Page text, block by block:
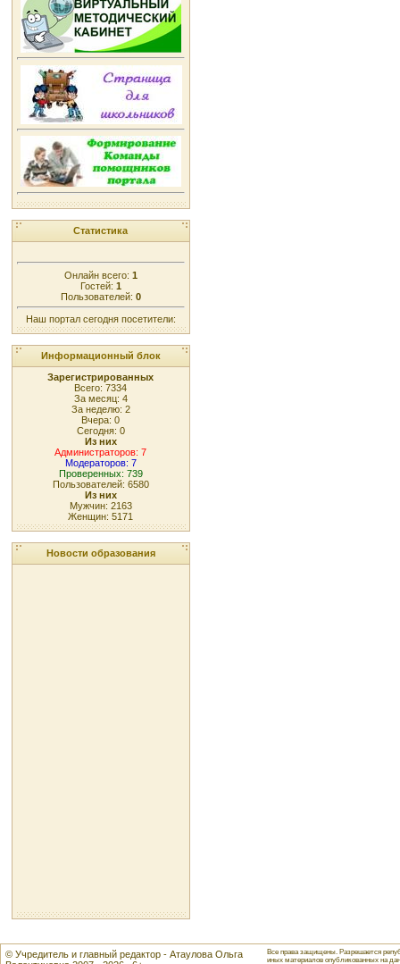
Статистика
Онлайн всего: 1
Гостей: 1
Пользователей: 0
Наш портал сегодня посетители:
Информационный блок
Зарегистрированных
Всего: 7334
За месяц: 4
За неделю: 2
Вчера: 0
Сегодня: 0
Из них
Администраторов: 7
Модераторов: 7
Проверенных: 739
Пользователей: 6580
Из них
Мужчин: 2163
Женщин: 5171
Новости образования
© Учредитель и главный редактор - Атаулова Ольга
Все права защищены. Разрешается
иных материалов опубликованных на